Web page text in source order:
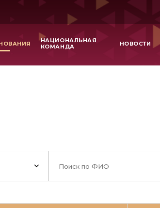
НАЦИОНАЛЬНАЯ
КОМАНДА
НОВОСТИ